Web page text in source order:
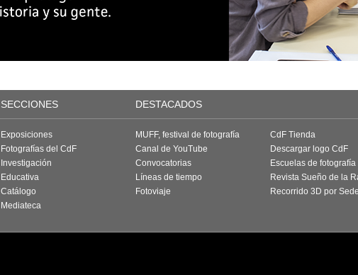
SECCIONES DESTACADOS
Exposiciones
Fotografías del CdF
Investigación
Educativa
Catálogo
Mediateca
MUFF, festival de fotografía
Canal de YouTube
Convocatorias
Líneas de tiempo
Fotoviaje
CdF Tienda
Descargar logo CdF
Escuelas de fotografía
Revista Sueño de la
Recorrido 3D por